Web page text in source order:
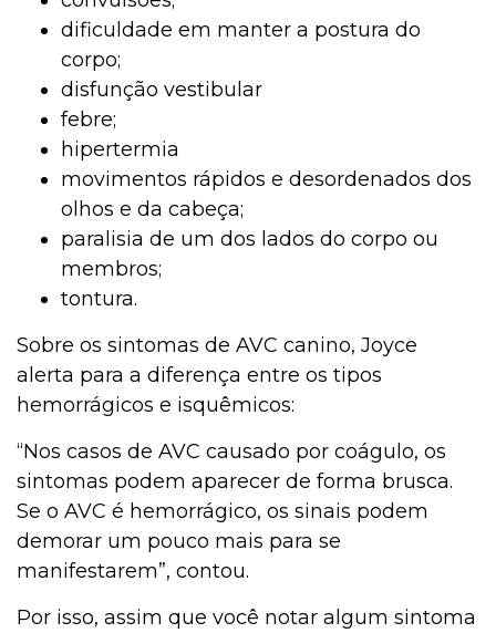
dificuldade em manter a postura do
corpo;
disfunção vestibular
febre;
hipertermia
movimentos rápidos e desordenados dos
olhos e da cabeça;
paralisia de um dos lados do corpo ou
membros;
tontura.
Sobre os sintomas de AVC canino, Joyce
alerta para a diferença entre os tipos
hemorrágicos e isquêmicos:
“Nos casos de AVC causado por coágulo, os
sintomas podem aparecer de forma brusca.
Se o AVC é hemorrágico, os sinais podem
demorar um pouco mais para se
manifestarem”, contou.
Por isso, assim que você notar algum sintoma